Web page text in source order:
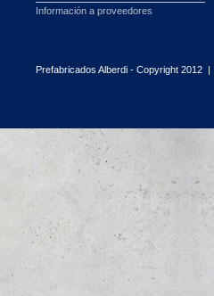
Información a proveedores
Prefabricados Alberdi - Copyright 2012 |